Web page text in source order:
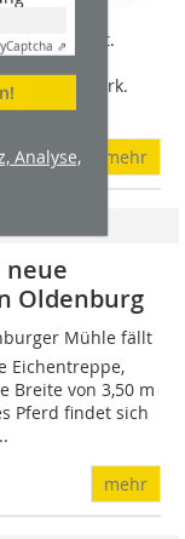
Captcha ⇗
Analyse,
Park
ausgesetzt.
diese als
Freizeitpark.
mehr
neue
Oldenburg
Mühle fällt
Eichentreppe,
Breite von 3,50 m
Pferd findet sich
mehr